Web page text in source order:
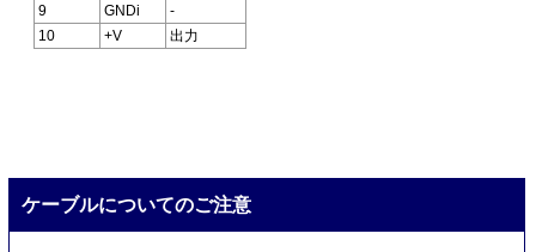
9
GNDi
-
10
+V 出力
ケーブルについてのご注意